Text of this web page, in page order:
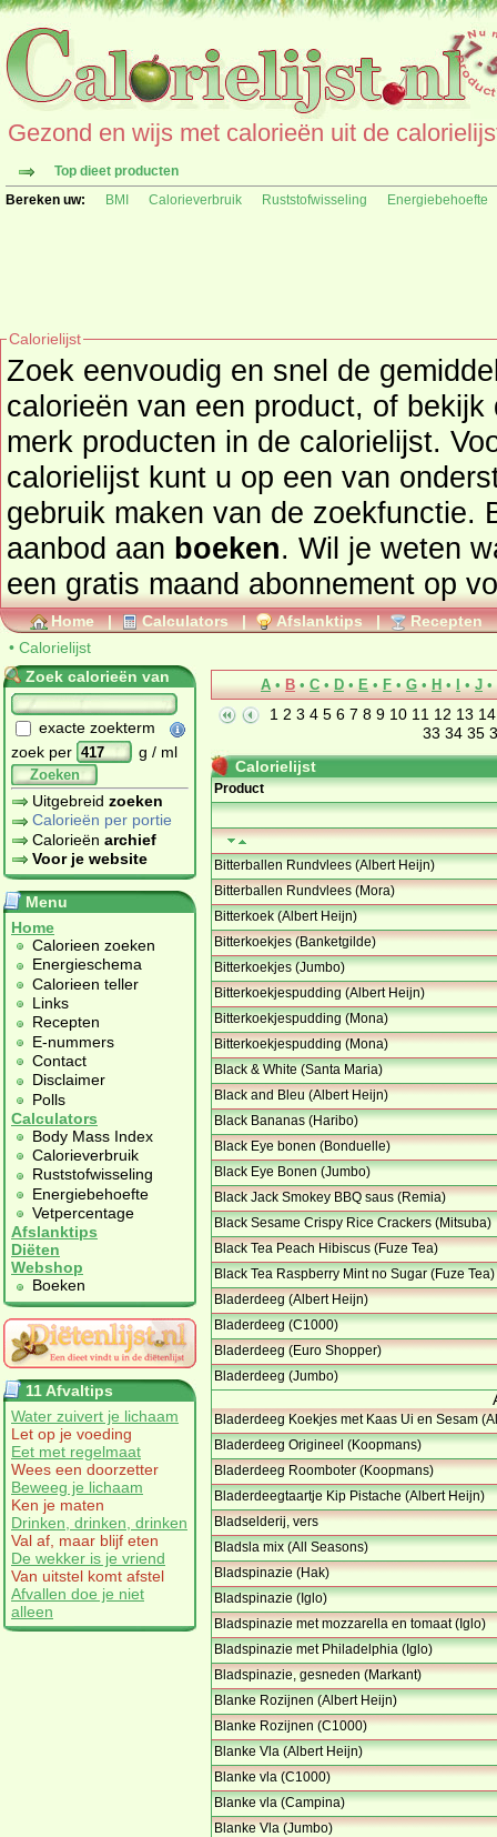
Gezond en wijs met calorieën uit de
Top dieet producten
Bereken uw:
BMI Calorieverbruik Ruststofwisseling Energiebehoefte
Calorielijst
Zoek eenvoudig en snel de
calorieën van een product, of
merk producten in de calorielijst.
calorielijst kunt u op een van
gebruik maken van de zoekfunctie.
aanbod aan boeken. Wil je weten
een gratis maand abonnement op
Home | Calculators | Afslanktips | Recepten
• Calorielijst
Zoek calorieën van
exacte zoekterm
zoek per
g / ml
Zoeken
Uitgebreid zoeken
Calorieën per portie
Calorieën archief
Voor je website
Menu
Home
Calorieen zoeken
Energieschema
Calorieen teller
Links
Recepten
E-nummers
Contact
Disclaimer
Polls
Calculators
Body Mass Index
Calorieverbruik
Ruststofwisseling
Energiebehoefte
Vetpercentage
Afslanktips
Diëten
Webshop
Boeken
11 Afvaltips
Water zuivert je lichaam
Let op je voeding
Eet met regelmaat
Wees een doorzetter
Beweeg je lichaam
Ken je maten
Drinken, drinken, drinken
Val af, maar blijf eten
De wekker is je vriend
Van uitstel komt afstel
Afvallen doe je niet
alleen
A • B • C • D • E • F • G • H • • J •
1 2 3 4 5 6 7 8 9 10 11 12 13 14
33 34 35
Calorielijst
Product
Bitterballen Rundvlees (Albert Heijn)
Bitterballen Rundvlees (Mora)
Bitterkoek (Albert Heijn)
Bitterkoekjes (Banketgilde)
Bitterkoekjes (Jumbo)
Bitterkoekjespudding (Albert Heijn)
Bitterkoekjespudding (Mona)
Bitterkoekjespudding (Mona)
Black & White (Santa Maria)
Black and Bleu (Albert Heijn)
Black Bananas (Haribo)
Black Eye bonen (Bonduelle)
Black Eye Bonen (Jumbo)
Black Jack Smokey BBQ saus (Remia)
Black Sesame Crispy Rice Crackers (Mitsuba)
Black Tea Peach Hibiscus (Fuze Tea)
Black Tea Raspberry Mint no Sugar (Fuze Tea)
Bladerdeeg (Albert Heijn)
Bladerdeeg (C1000)
Bladerdeeg (Euro Shopper)
Bladerdeeg (Jumbo)
Bladerdeeg Koekjes met Kaas Ui en Sesam
Bladerdeeg Origineel (Koopmans)
Bladerdeeg Roomboter (Koopmans)
Bladerdeegtaartje Kip Pistache (Albert Heijn)
Bladselderij, vers
Bladsla mix (All Seasons)
Bladspinazie (Hak)
Bladspinazie (Iglo)
Bladspinazie met mozzarella en tomaat (Iglo)
Bladspinazie met Philadelphia (Iglo)
Bladspinazie, gesneden (Markant)
Blanke Rozijnen (Albert Heijn)
Blanke Rozijnen (C1000)
Blanke Vla (Albert Heijn)
Blanke vla (C1000)
Blanke vla (Campina)
Blanke Vla (Jumbo)